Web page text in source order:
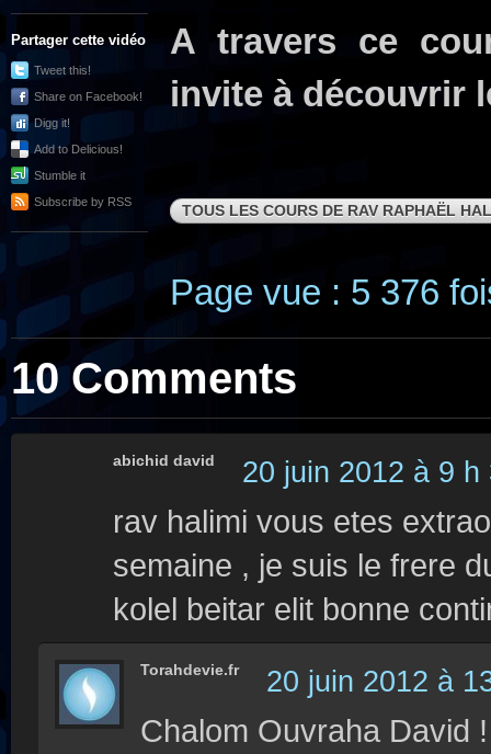
Partager cette vidéo
Tweet this!
Share on Facebook!
Digg it!
Add to Delicious!
Stumble it
Subscribe by RSS
A travers ce
invite à découvrir
TOUS LES COURS DE RAV RAPHAËL
Page vue : 5 376
10 Comments
abichid david 20 juin 2012 à 9 h
rav halimi vous etes
semaine , je suis le frere
kolel beitar elit bonne
Torahdevie.fr 20 juin 2012 à
Chalom Ouvraha David !